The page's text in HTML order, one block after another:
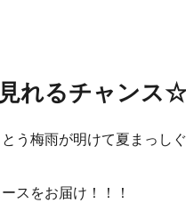
れるチャンス
う梅雨が明けて夏まっし
スをお届け！！！